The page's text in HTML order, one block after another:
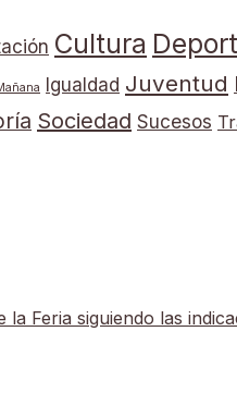
Cultura
Igualdad Juventud
Sociedad Sucesos